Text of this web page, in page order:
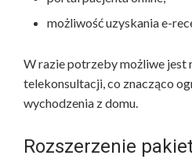
możliwość uzyskania e-
W razie potrzeby możliwe jest
telekonsultacji, co znacząco
wychodzenia z domu.
Rozszerzenie